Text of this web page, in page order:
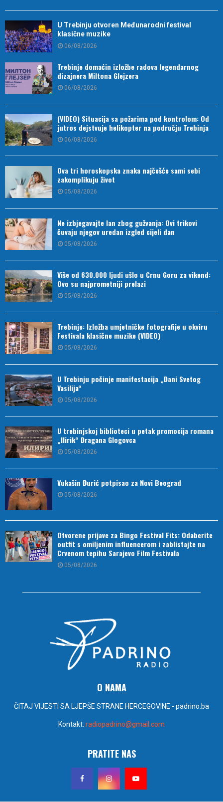
U Trebinju otvoren Međunarodni festival
klasične muzike
06/08/2026
Trebinje domaćin izložbe radova legendarnog
dizajnera Miltona Glejzera
06/08/2026
(VIDEO) Situacija sa požarima pod kontrolom: Od
jutros dejstvuje helikopter na području Trebinja
06/08/2026
Ova tri horoskopska znaka najčešće sami sebi
zakomplikuju život
05/08/2026
Ne izbjegavajte lan zbog gužvanja: Ovi trikovi
čuvaju njegov uredan izgled cijeli dan
05/08/2026
Više od 630.000 ljudi ušlo u Crnu Goru za vikend:
Ovo su najprometniji prelazi
05/08/2026
Trebinje: Izložba umjetničke fotografije u okviru
Festivala klasične muzike (VIDEO)
05/08/2026
U Trebinju počinje manifestacija „Dani Svetog
Vasilija“
05/08/2026
U trebinjskoj biblioteci u petak promocija romana
„Ilirik“ Dragana Glogovca
05/08/2026
Vukašin Đurić potpisao za Novi Beograd
05/08/2026
Otvorene prijave za Bingo Festival Fits: Odaberite
outfit s omiljenim influencerom i zablistajte na
Crvenom tepihu Sarajevo Film Festivala
05/08/2026
O NAMA
ČITAJ VIJESTI SA LJEPŠE STRANE HERCEGOVINE - padrino.ba
Kontakt: radiopadrino@gmail.com
PRATITE NAS